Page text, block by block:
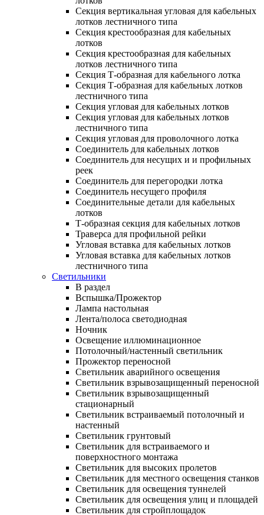
Секция вертикальная угловая для кабельных
лотков лестничного типа
Секция крестообразная для кабельных
лотков
Секция крестообразная для кабельных
лотков лестничного типа
Секция Т-образная для кабельного лотка
Секция Т-образная для кабельных лотков
лестничного типа
Секция угловая для кабельных лотков
Секция угловая для кабельных лотков
лестничного типа
Секция угловая для проволочного лотка
Соединитель для кабельных лотков
Соединитель для несущих и и профильных
реек
Соединитель для перегородки лотка
Соединитель несущего профиля
Соединительные детали для кабельных
лотков
Т-образная секция для кабельных лотков
Траверса для профильной рейки
Угловая вставка для кабельных лотков
Угловая вставка для кабельных лотков
лестничного типа
Светильники
В раздел
Вспышка/Прожектор
Лампа настольная
Лента/полоса светодиодная
Ночник
Освещение иллюминационное
Потолочный/настенный светильник
Прожектор переносной
Светильник аварийного освещения
Светильник взрывозащищенный переносной
Светильник взрывозащищенный
стационарный
Светильник встраиваемый потолочный и
настенный
Светильник грунтовый
Светильник для встраиваемого и
поверхностного монтажа
Светильник для высоких пролетов
Светильник для местного освещения станков
Светильник для освещения туннелей
Светильник для освещения улиц и площадей
Светильник для стройплощадок